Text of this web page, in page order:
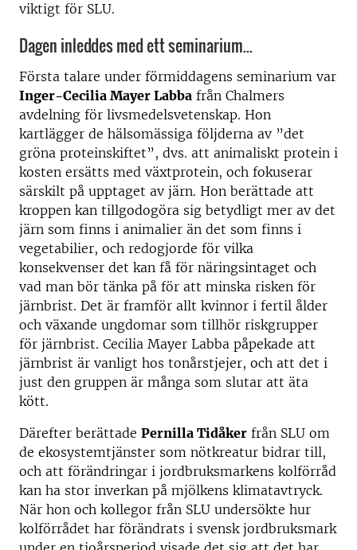
viktigt för SLU.
Dagen inleddes med ett seminarium...
Första talare under förmiddagens seminarium var
Inger-Cecilia Mayer Labba från Chalmers
avdelning för livsmedelsvetenskap. Hon
kartlägger de hälsomässiga följderna av ”det
gröna proteinskiftet”, dvs. att animaliskt protein i
kosten ersätts med växtprotein, och fokuserar
särskilt på upptaget av järn. Hon berättade att
kroppen kan tillgodogöra sig betydligt mer av det
järn som finns i animalier än det som finns i
vegetabilier, och redogjorde för vilka
konsekvenser det kan få för näringsintaget och
vad man bör tänka på för att minska risken för
järnbrist. Det är framför allt kvinnor i fertil ålder
och växande ungdomar som tillhör riskgrupper
för järnbrist. Cecilia Mayer Labba påpekade att
järnbrist är vanligt hos tonårstjejer, och att det i
just den gruppen är många som slutar att äta
kött.
Därefter berättade Pernilla Tidåker från SLU om
de ekosystemtjänster som nötkreatur bidrar till,
och att förändringar i jordbruksmarkens kolförråd
kan ha stor inverkan på mjölkens klimatavtryck.
När hon och kollegor från SLU undersökte hur
kolförrådet har förändrats i svensk jordbruksmark